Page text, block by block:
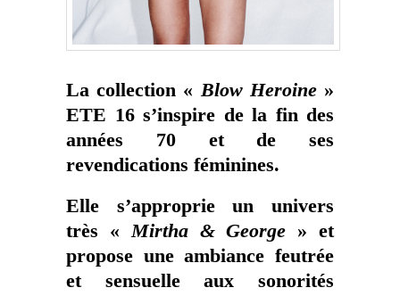
La collection «Blow Heroine»
ETE 16s’inspire de la fin des
années 70 et de ses
revendications féminines.
Elle s’approprie un univers
très «Mirtha & George » et
propose une ambiance feutrée
et sensuelle aux sonorités